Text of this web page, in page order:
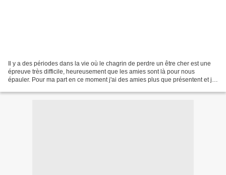
Il y a des périodes dans la vie où le chagrin de perdre un être cher est une
épreuve très difficile, heureusement que les amies sont là pour nous
épauler. Pour ma part en ce moment j'ai des amies plus que présentent et je